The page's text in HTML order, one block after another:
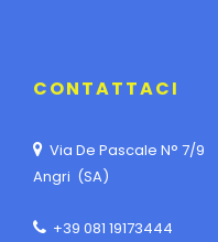
CONTATTACI
Via De Pascale N° 7/9
Angri (SA)
+39 081 19173444